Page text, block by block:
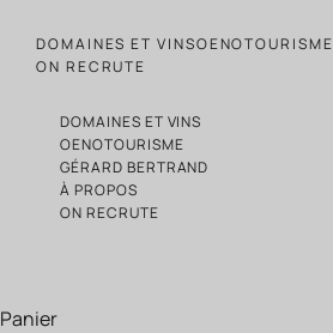
DOMAINES ET VINSOENOTOURISME
ON RECRUTE
DOMAINES ET VINS
OENOTOURISME
GÉRARD BERTRAND
À PROPOS
ON RECRUTE
Panier